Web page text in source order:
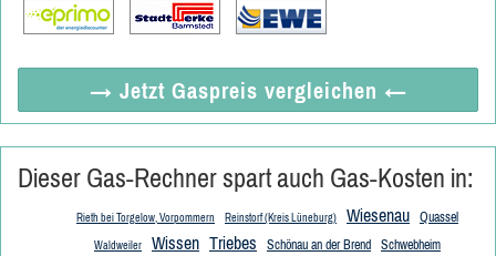
→ Jetzt Gaspreis vergleichen ←
Dieser Gas-Rechner spart auch Gas-Kosten in:
Rieth bei Torgelow, Vorpommern Reinstorf (Kreis Lüneburg) Wiesenau Quassel
Waldweiler Wissen Triebes Schönau an der Brend Schwebheim